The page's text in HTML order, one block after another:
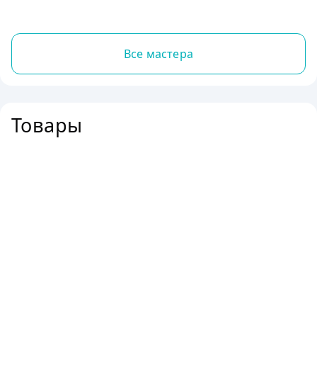
Все мастера
Товары